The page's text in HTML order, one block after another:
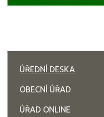
ÚŘEDNÍ DESKA
OBECNÍ ÚŘAD
ÚŘAD ONLINE